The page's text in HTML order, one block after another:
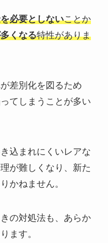
必要としないことか
くなる特性がありま
差別化を図るため
てしまうことが多い
込まれにくいレアな
が難しくなり、新た
かねません。
の対処法も、あらか
ます。